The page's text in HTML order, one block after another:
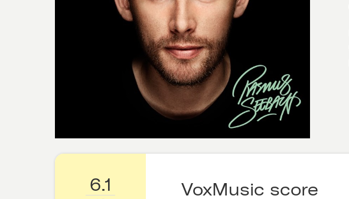
6.1 VoxMusic score